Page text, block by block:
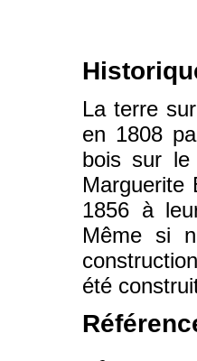
La terre
en 1808
bois sur le
Marguerite
1856 à
Même si
été